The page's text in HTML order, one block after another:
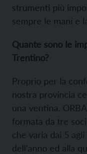
strumenti più
sempre le mani e
Quante sono le
Trentino?
Proprio per la
nostra provincia
una ventina.
formata da tre
che varia dai 5
dell’anno ed alla